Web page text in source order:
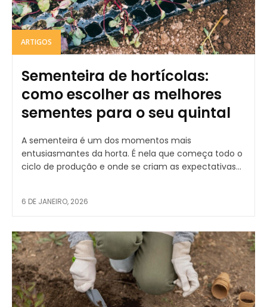
ARTIGOS
Sementeira de hortícolas:
como escolher as melhores
sementes para o seu quintal
A sementeira é um dos momentos mais
entusiasmantes da horta. É nela que começa todo o
ciclo de produção e onde se criam as expectativas...
6 DE JANEIRO, 2026